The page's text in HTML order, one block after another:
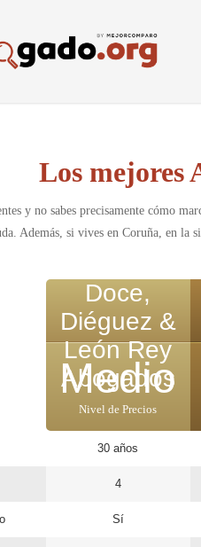
Los mejores
y no sabes precisamente cómo
Además, si vives en Coruña, en la
Doce,
Diéguez &
León Rey
Abogados
Medio
Nivel de Precios
30 años
4
Sí